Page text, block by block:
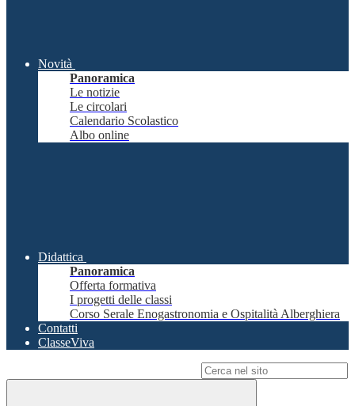
Novità
Panoramica
Le notizie
Le circolari
Calendario Scolastico
Albo online
Didattica
Panoramica
Offerta formativa
I progetti delle classi
Corso Serale Enogastronomia e Ospitalità Alberghiera
Contatti
ClasseViva